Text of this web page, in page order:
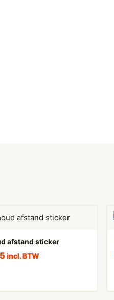
afstand sticker
incl. BTW